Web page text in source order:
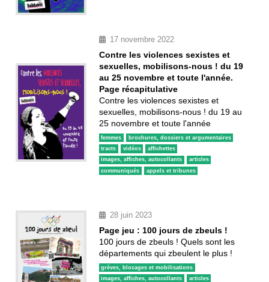
17 novembre 2022
Contre les violences sexistes et
sexuelles, mobilisons-nous ! du 19
au 25 novembre et toute l'année.
Page récapitulative
Contre les violences sexistes et
sexuelles, mobilisons-nous ! du 19 au
25 novembre et toute l'année
femmes
brochures, dossiers et argumentaires
tracts
vidéos
affichettes
images, affiches, autocollants
articles
communiqués
appels et tribunes
28 juin 2023
Page jeu : 100 jours de zbeuls !
100 jours de zbeuls ! Quels sont les
départements qui zbeulent le plus !
grèves, blocages et mobilisations
images, affiches, autocollants
articles